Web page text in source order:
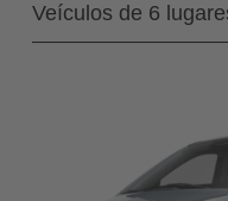
Veículos de 6